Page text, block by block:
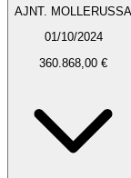
AJNT. MOLLERUSSA
01/10/2024
360.868,00 €